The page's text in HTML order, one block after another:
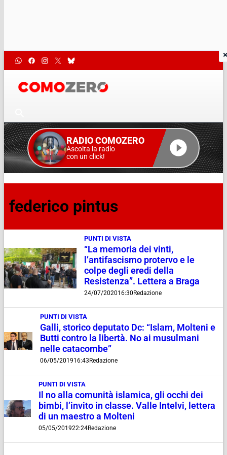
RADIO COMOZERO
Ascolta la radio
con un click!
federico pintus
PUNTI DI VISTA
“La memoria dei vinti,
l’antifascismo protervo e le
colpe degli eredi della
Resistenza”. Lettera a Braga
24/07/202016:30Redazione
PUNTI DI VISTA
Galli, storico deputato Dc: “Islam, Molteni e
Butti contro la libertà. No ai musulmani
nelle catacombe”
06/05/201916:43Redazione
PUNTI DI VISTA
Il no alla comunità islamica, gli occhi dei
bimbi, l’invito in classe. Valle Intelvi, lettera
di un maestro a Molteni
05/05/201922:24Redazione